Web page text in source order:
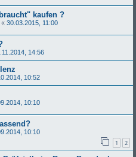
kaufen ?
« 30.03.2015, 11:00
14:56
10:52
10:10
10:10
1 2